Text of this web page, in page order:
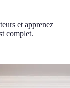
et apprenez
complet.